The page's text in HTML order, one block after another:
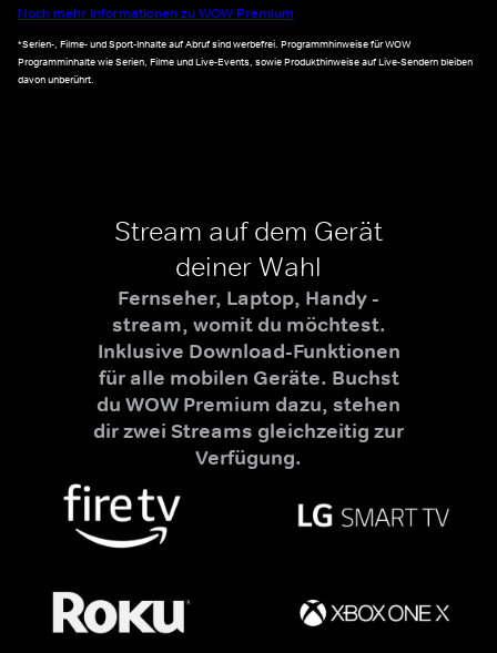
Noch mehr Informationen zu WOW Premium
*Serien-, Filme- und Sport-Inhalte auf Abruf sind werbefrei. Programmhinweise für WOW
Programminhalte wie Serien, Filme und Live-Events, sowie Produkthinweise auf Live-Sendern bleiben
davon unberührt.
Stream auf dem Gerät
deiner Wahl
Fernseher, Laptop, Handy -
stream, womit du möchtest.
Inklusive Download-Funktionen
für alle mobilen Geräte. Buchst
du WOW Premium dazu, stehen
dir zwei Streams gleichzeitig zur
Verfügung.